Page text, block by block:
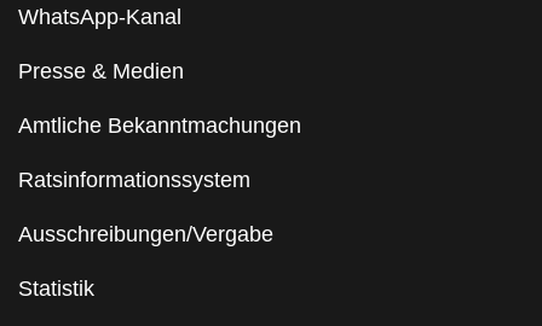
WhatsApp-Kanal
Presse & Medien
Amtliche Bekanntmachungen
Ratsinformationssystem
Ausschreibungen/Vergabe
Statistik